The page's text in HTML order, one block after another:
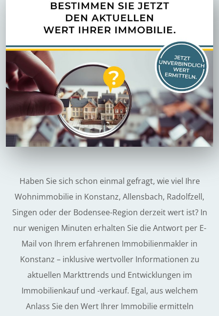
Haben Sie sich schon einmal gefragt, wie viel Ihre
Wohnimmobilie in Konstanz, Allensbach, Radolfzell,
Singen oder der Bodensee-Region derzeit wert ist? In
nur wenigen Minuten erhalten Sie die Antwort per E-
Mail von Ihrem erfahrenen Immobilienmakler in
Konstanz – inklusive wertvoller Informationen zu
aktuellen Markttrends und Entwicklungen im
Immobilienkauf und -verkauf. Egal, aus welchem
Anlass Sie den Wert Ihrer Immobilie ermitteln